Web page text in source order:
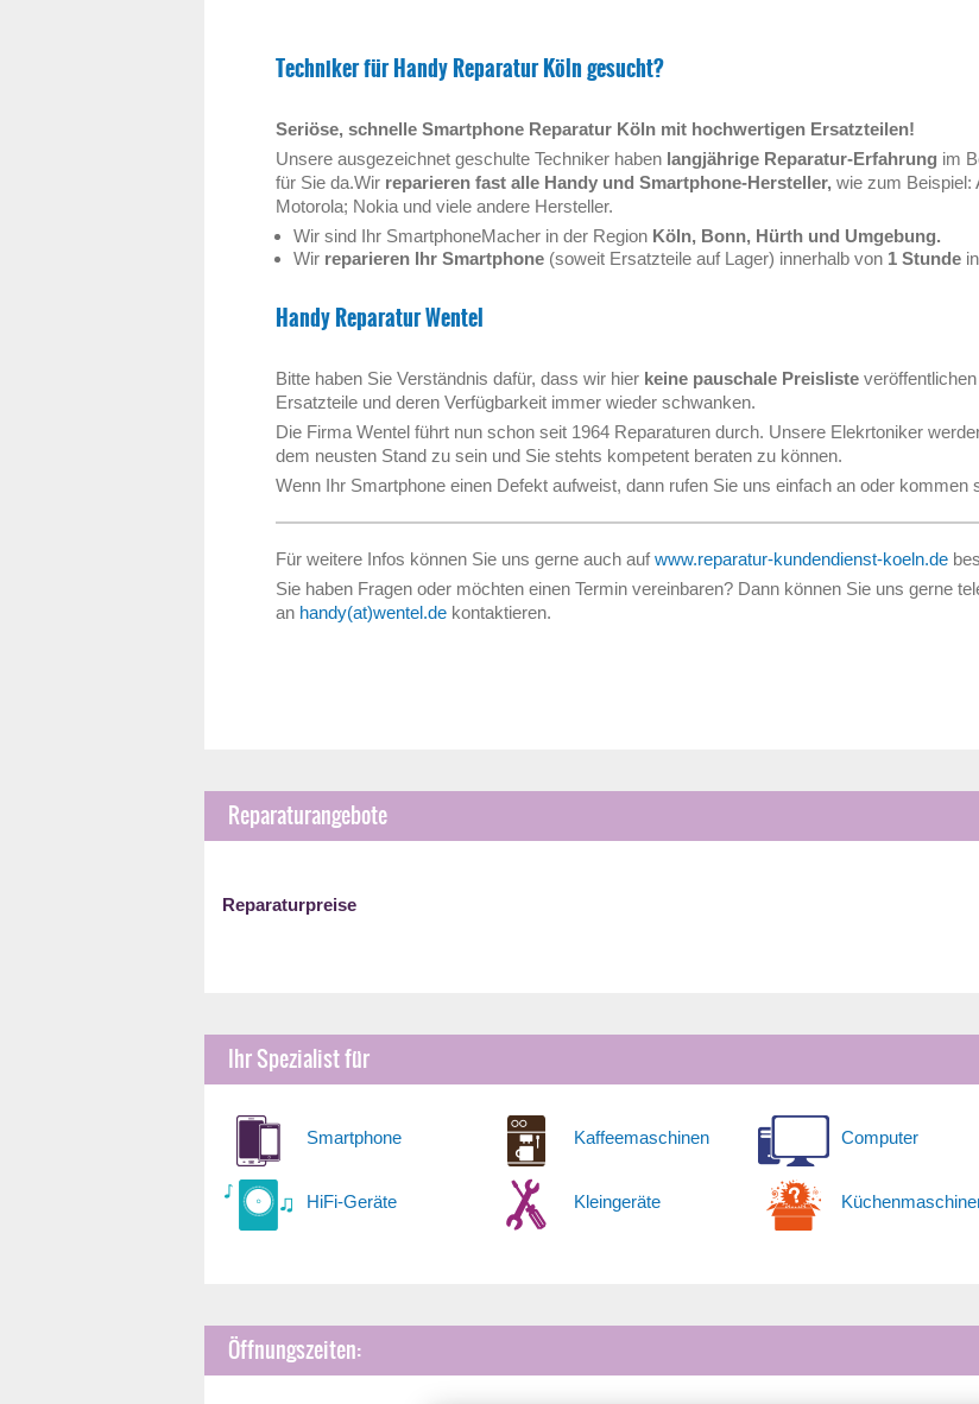
Techniker fürHandy ReparaturKöln gesucht?
Seriöse, schnelle Smartphone Reparatur Köln mit hochwertigen Ersatzteilen!
Unsere ausgezeichnet geschulte Techniker haben langjährige Reparatur-Erfahrung im
für Sie da.Wir reparieren fast alle Handy und Smartphone-Hersteller, wie zum Beispiel:
Motorola; Nokia und viele andere Hersteller.
Wir sind Ihr SmartphoneMacher in der Region Köln, Bonn, Hürth und Umgebung.
Wir reparieren Ihr Smartphone (soweit Ersatzteile auf Lager) innerhalb von 1 Stunde
Handy ReparaturWentel
Bitte haben Sie Verständnis dafür, dass wir hier keine pauschale Preisliste
Ersatzteile und deren Verfügbarkeit immer wieder schwanken.
Die Firma Wentel führt nun schon seit 1964 Reparaturen durch. Unsere Elekrtoniker
dem neusten Stand zu sein und Sie stehts kompetent beraten zu können.
Wenn Ihr Smartphone einen Defekt aufweist, dann rufen Sie uns einfach an oder
Für weitere Infos können Sie uns gerne auch aufwww.reparatur-kundendienst-koeln.de
Sie haben Fragen oder möchten einen Termin vereinbaren? Dann können Sie uns gerne
an handy(at)wentel.de kontaktieren.
Reparaturangebote
Reparaturpreise
Ihr Spezialist für
Smartphone Kaffeemaschinen Computer
HiFi-Geräte Kleingeräte
Öffnungszeiten: